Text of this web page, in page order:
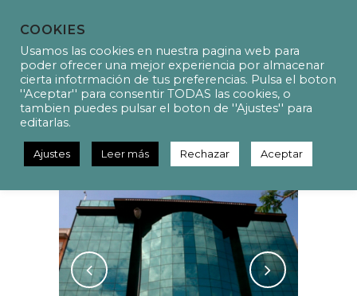
P4083 Proyecto de
instalaciones de un edificio
COOKIES
Usamos las cookies en nuestra pagina web para
poder ofrecer una mejor experiencia por almacenar
cierta infotrmación de tus preferencias. Pulsa el boton
''Aceptar'' para consentir TODAS las cookies, o
tambien puedes pulsar el boton de ''Ajustes'' para
editarlas.
Ajustes Leer más Rechazar Aceptar